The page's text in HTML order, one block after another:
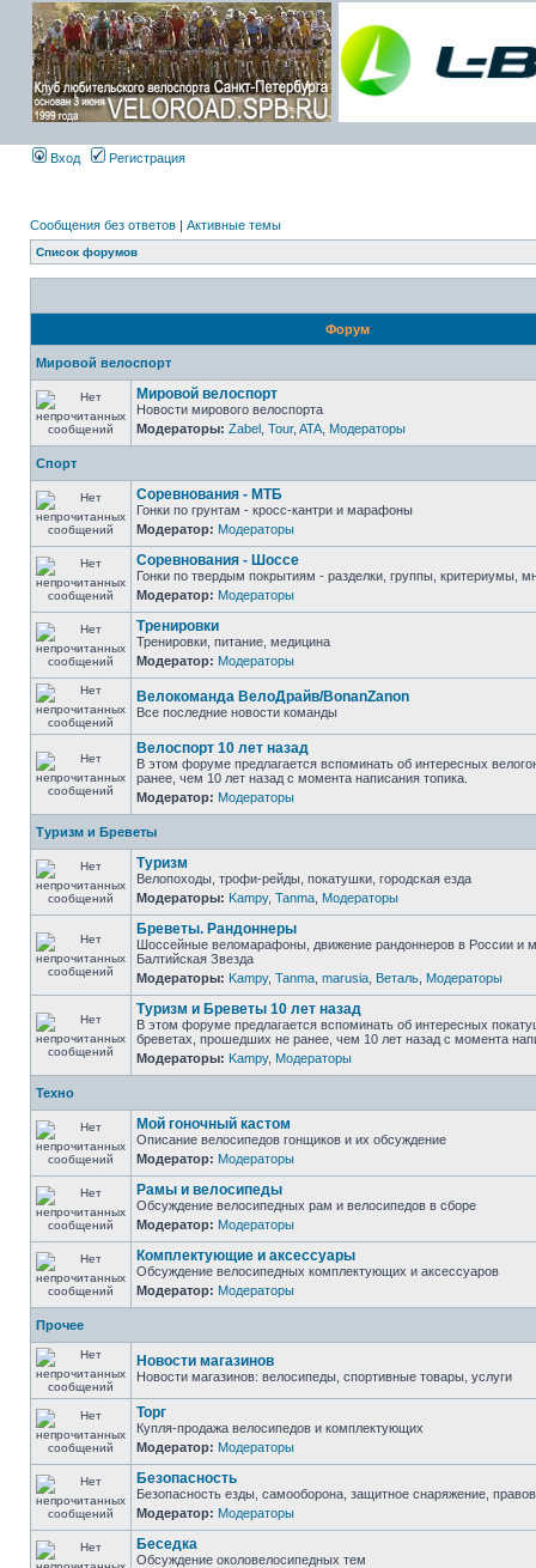
Вход Регистрация
Сообщения без ответов | Активные темы
Список форумов
Форум
Мировой велоспорт
Мировой велоспорт
Новости мирового велоспорта
Модераторы: Zabel Tour, ATA Модераторы
Спорт
Соревнования - МТБ
Гонки по грунтам - кросс-кантри и марафоны
Модератор: Модераторы
Соревнования - Шоссе
Гонки по твердым покрытиям - разделки, группы, критериумы,
Модератор: Модераторы
Тренировки
Тренировки, питание, медицина
Модератор: Модераторы
Велокоманда ВелоДрайв/BonanZanon
Все последние новости команды
Велоспорт 10 лет назад
В этом форуме предлагается вспоминать об интересных
ранее, чем 10 лет назад с момента написания топика.
Модератор: Модераторы
Туризм и Бреветы
Туризм
Велопоходы, трофи-рейды, покатушки, городская езда
Модераторы: Kampy, Tanma Модераторы
Бреветы. Рандоннеры
Шоссейные веломарафоны, движение рандоннеров в России и
Балтийская Звезда
Модераторы: Kampy, Tanma marusia Веталь Модераторы
Туризм и Бреветы 10 лет назад
В этом форуме предлагается вспоминать об интересных
бреветах, прошедших не ранее, чем 10 лет назад с момента
Модераторы: Kampy, Модераторы
Техно
Мой гоночный кастом
Описание велосипедов гонщиков и их обсуждение
Модератор: Модераторы
Рамы и велосипеды
Обсуждение велосипедных рам и велосипедов в сборе
Модератор: Модераторы
Комплектующие и аксессуары
Обсуждение велосипедных комплектующих и аксессуаров
Модератор: Модераторы
Прочее
Новости магазинов
Новости магазинов: велосипеды, спортивные товары, услуги
Торг
Купля-продажа велосипедов и комплектующих
Модератор: Модераторы
Безопасность
Безопасность езды, самооборона, защитное снаряжение,
Модератор: Модераторы
Беседка
Обсуждение околовелосипедных тем